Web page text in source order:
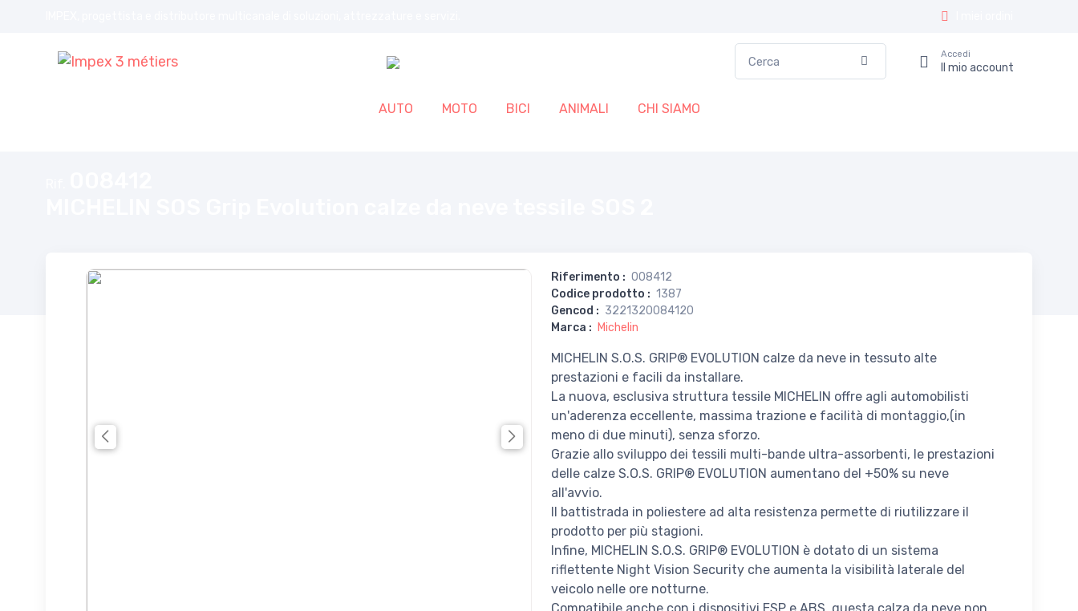
Conferma Accedi
Il mio account
AUTO MOTO BICI ANIMALI CHI SIAMO
Riferimento : 008412
Codice prodotto : 1387
Gencod : 3221320084120
Marca : Michelin
MICHELIN S.O.S. GRIP® EVOLUTION calze da neve in tessuto alte
prestazioni e facili da installare.
La nuova, esclusiva struttura tessile MICHELIN offre agli automobilisti
un'aderenza eccellente, massima trazione e facilità di montaggio,(in
meno di due minuti), senza sforzo.
Grazie allo sviluppo dei tessili multi-bande ultra-assorbenti, le prestazioni
delle calze S.O.S. GRIP® EVOLUTION aumentano del +50% su neve
all'avvio.
Il battistrada in poliestere ad alta resistenza permette di riutilizzare il
prodotto per più stagioni.
Infine, MICHELIN S.O.S. GRIP® EVOLUTION è dotato di un sistema
riflettente Night Vision Security che aumenta la visibilità laterale del
veicolo nelle ore notturne.